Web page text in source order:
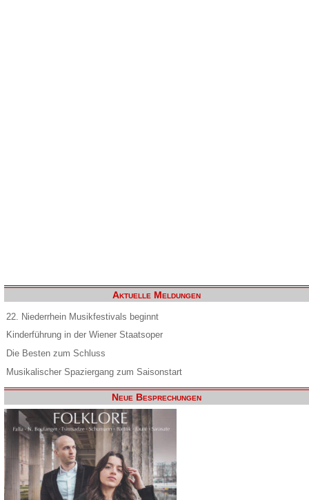
Aktuelle Meldungen
22. Niederrhein Musikfestivals beginnt
Kinderführung in der Wiener Staatsoper
Die Besten zum Schluss
Musikalischer Spaziergang zum Saisonstart
Neue Besprechungen